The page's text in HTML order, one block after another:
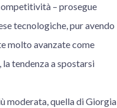
– prosegue
tecnologiche, pur avendo
molto avanzate come
tendenza a spostarsi
moderata, quella di Giorgia